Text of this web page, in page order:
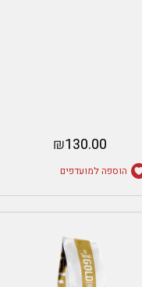
₪130.00
הוספה למועדפים